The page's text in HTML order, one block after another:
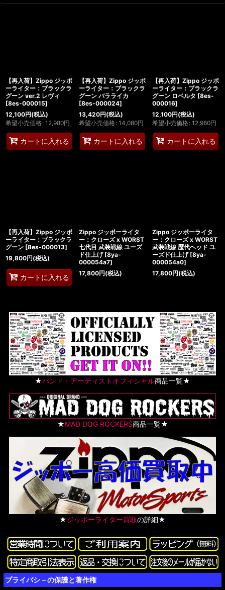
【再入荷】Zippo ジッポ
ーライター：ブラックラ
グーン ver.2 レヴィ
[8es-000015]
12,100円(税込)
希望小売価格 : 12,980円
カートに入れる
【再入荷】Zippo ジッポ
ーライター：ブラックラ
グーン バラライカ
[8es-000024]
13,420円(税込)
希望小売価格 : 14,080円
カートに入れる
【再入荷】Zippo ジッポ
ーライター：ブラックラ
グーン ロベルタ [8es-
000016]
12,100円(税込)
希望小売価格 : 12,980円
カートに入れる
【再入荷】Zippo ジッポ
ーライター：ブラックラ
グーン [8es-000013]
19,800円(税込)
カートに入れる
Zippo ジッポーライタ
ー：クローズ x WORST
七代目 武装戦線 ユーズ
ド仕上げ [8ya-
000054a7]
17,800円(税込)
Zippo ジッポーライタ
ー：クローズ x WORST
武装戦線 歴代ヘッド ユ
ーズド仕上げ [8ya-
000054a0]
17,800円(税込)
★バンド・アーティストオフィシャル商品一覧★
★MAD DOG ROCKERS商品一覧★
★ジッポーライター買取の詳細★
プライバシ－の保護と著作権